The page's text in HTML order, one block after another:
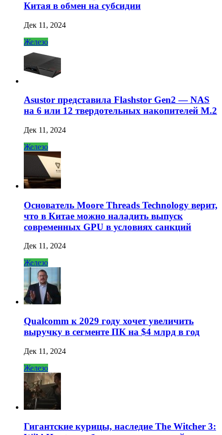
Китая в обмен на субсидии
Дек 11, 2024
Железо
Asustor представила Flashstor Gen2 — NAS
на 6 или 12 твердотельных накопителей M.2
Дек 11, 2024
Железо
Основатель Moore Threads Technology верит,
что в Китае можно наладить выпуск
современных GPU в условиях санкций
Дек 11, 2024
Железо
Qualcomm к 2029 году хочет увеличить
выручку в сегменте ПК на $4 млрд в год
Дек 11, 2024
Железо
Гигантские курицы, наследие The Witcher 3: